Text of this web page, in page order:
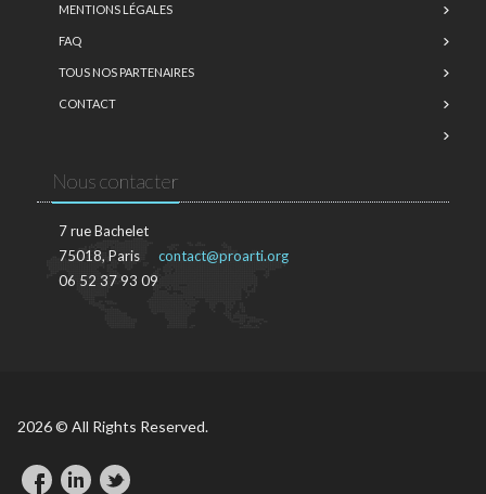
MENTIONS LÉGALES
FAQ
TOUS NOS PARTENAIRES
CONTACT
Nous contacter
7 rue Bachelet
75018, Paris
06 52 37 93 09
contact@proarti.org
2026 © All Rights Reserved.